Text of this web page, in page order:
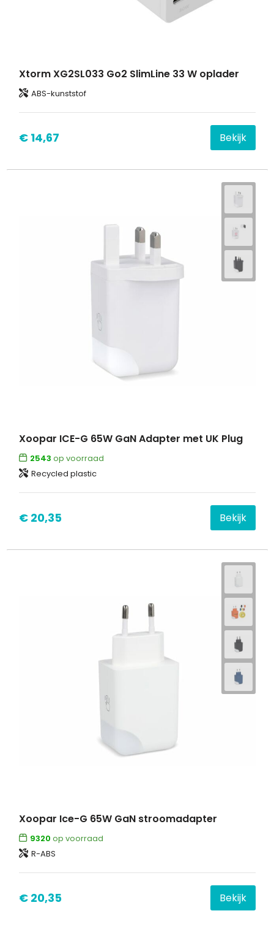
Xtorm XG2SL033 Go2 SlimLine 33 W oplader
ABS-kunststof
€ 14,67 Bekijk
Xoopar ICE-G 65W GaN Adapter met UK Plug
2543 op voorraad
Recycled plastic
€ 20,35 Bekijk
Xoopar Ice-G 65W GaN stroomadapter
9320 op voorraad
R-ABS
€ 20,35 Bekijk